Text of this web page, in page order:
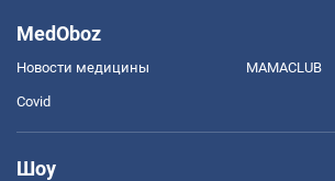
MedOboz
Новости медицины MAMACLUB
Covid
Шоу